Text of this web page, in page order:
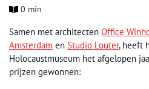
0 min
Samen met architecten Office
Amsterdam en Studio Louter, heeft
Holocaustmuseum het afgelopen
prijzen gewonnen: